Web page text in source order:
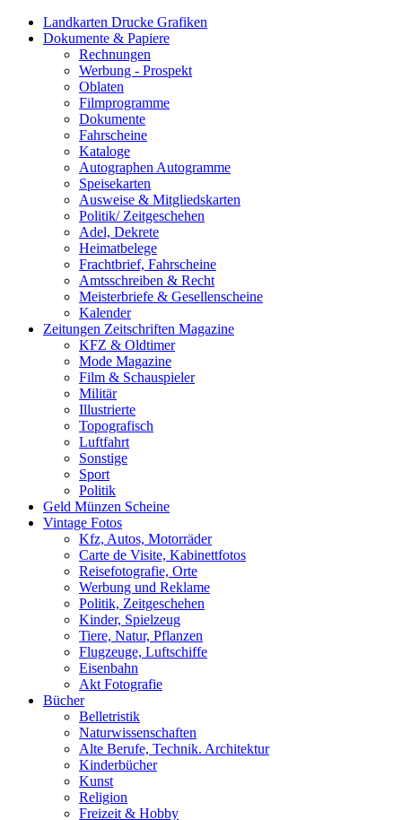
Landkarten Drucke Grafiken
Dokumente & Papiere
Rechnungen
Werbung - Prospekt
Oblaten
Filmprogramme
Dokumente
Fahrscheine
Kataloge
Autographen Autogramme
Speisekarten
Ausweise & Mitgliedskarten
Politik/ Zeitgeschehen
Adel, Dekrete
Heimatbelege
Frachtbrief, Fahrscheine
Amtsschreiben & Recht
Meisterbriefe & Gesellenscheine
Kalender
Zeitungen Zeitschriften Magazine
KFZ & Oldtimer
Mode Magazine
Film & Schauspieler
Militär
Illustrierte
Topografisch
Luftfahrt
Sonstige
Sport
Politik
Geld Münzen Scheine
Vintage Fotos
Kfz, Autos, Motorräder
Carte de Visite, Kabinettfotos
Reisefotografie, Orte
Werbung und Reklame
Politik, Zeitgeschehen
Kinder, Spielzeug
Tiere, Natur, Pflanzen
Flugzeuge, Luftschiffe
Eisenbahn
Akt Fotografie
Bücher
Belletristik
Naturwissenschaften
Alte Berufe, Technik. Architektur
Kinderbücher
Kunst
Religion
Freizeit & Hobby